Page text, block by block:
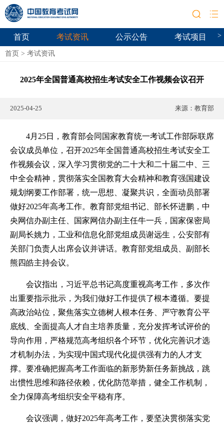
首页 考试资讯 公示公告 考试项目 >
首页 > 考试资讯
2025年全国普通高校招生考试安全工作视频会议召开
2025-04-25 来源： 教育部
4月25日，教育部会同国家教育统一考试工作部际联席
会议成员单位，召开2025年全国普通高校招生考试安全工
作视频会议，深入学习贯彻党的二十大和二十届二中、三
中全会精神，贯彻落实全国教育大会精神和教育强国建设
规划纲要工作部署，统一思想、凝聚共识，全面动员部署
做好2025年高考工作。教育部党组书记、部长怀进鹏，中
央网信办副主任、国家网信办副主任牛一兵，国家保密局
副局长姚力，工业和信息化部党组成员谢远生，公安部有
关部门负责人出席会议并讲话。教育部党组成员、副部长
熊四皓主持会议。
会议指出，习近平总书记高度重视高考工作，多次作
出重要指示批示，为我们做好工作提供了根本遵循。要提
高政治站位，聚焦落实立德树人根本任务、严守教育公平
底线、全面提高人才自主培养质量，充分发挥考试评价的
导向作用，严格规范高考组织各个环节，优化完善识才选
才机制办法，为实现中国式现代化提供强有力的人才支
撑。要准确把握高考工作面临的新形势新任务新挑战，跳
出惯性思维和路径依赖，优化防范举措，健全工作机制，
全力保障高考组织安全平稳有序。
会议强调，做好2025年高考工作，要坚决贯彻落实党